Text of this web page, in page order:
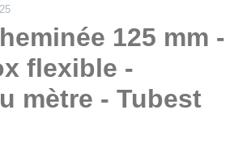
125 mm -
flexible -
mètre - Tubest